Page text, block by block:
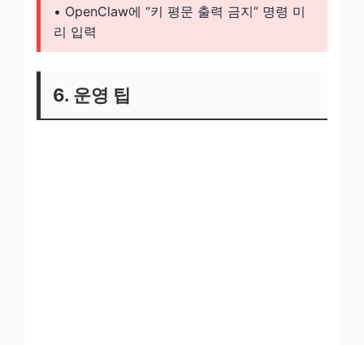
• OpenClaw에 “키 평문 출력 금지” 명령 미
리 입력
6. 운영 팁